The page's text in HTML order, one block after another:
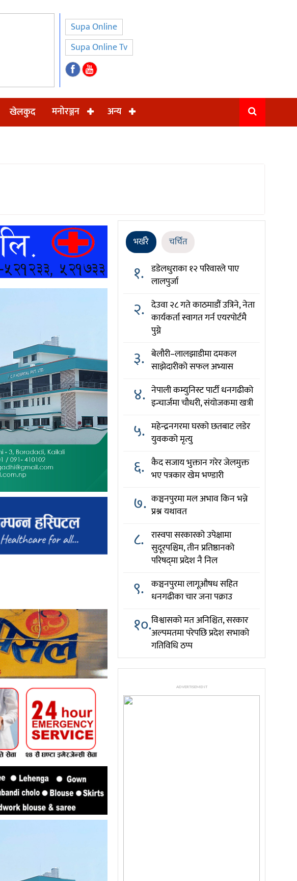
Supa Online
Supa Online Tv
खेलकुद मनोरञ्जन अन्य
भर्खरै चर्चित
१. डडेलधुराका १२ परिवारले पाए
लालपुर्जा
२. देउवा २८ गते काठमाडौं उत्रिने, नेता
कार्यकर्ता स्वागत गर्न एयरपोर्टमै
पुग्ने
३. बेलौरी–लालझाडीमा दमकल
साझेदारीको सफल अभ्यास
४. नेपाली कम्युनिस्ट पार्टी धनगढीको
इन्चार्जमा चौधरी, संयोजकमा खत्री
५. महेन्द्रनगरमा घरको छतबाट लडेर
युवकको मृत्यु
६. कैद सजाय भुक्तान गरेर जेलमुक्त
भए पत्रकार खेम भण्डारी
७. कञ्चनपुरमा मल अभाव किन भन्ने
प्रश्न यथावत
८. रास्वपा सरकारको उपेक्षामा
सुदूरपश्चिम, तीन प्रतिष्ठानको
परिषद्‌मा प्रदेश नै निल
९. कञ्चनपुरमा लागूऔषध सहित
धनगढीका चार जना पक्राउ
१०.विश्वासको मत अनिश्चित, सरकार
अल्पमतमा परेपछि प्रदेश सभाको
गतिविधि ठप्प
ADVERTISEMENT